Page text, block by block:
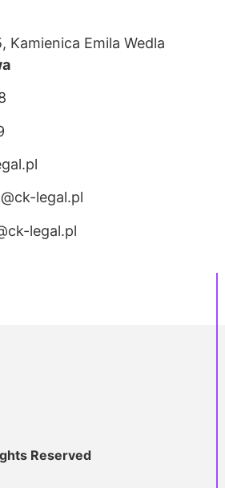
Kamienica Emila Wedla
legal.pl
legal.pl
Reserved